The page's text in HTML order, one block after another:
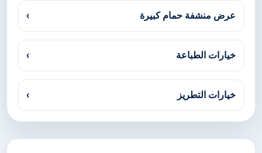
عرض منشفة حمام كبيرة ›
خيارات الطباعة ›
خيارات التطريز ›